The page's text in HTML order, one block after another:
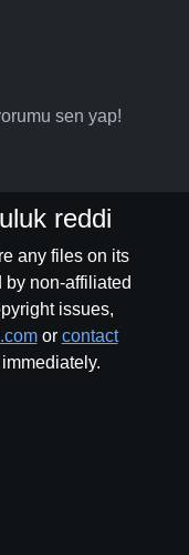
sen yap!
reddi
any files on its
by non-affiliated
issues,
or contact